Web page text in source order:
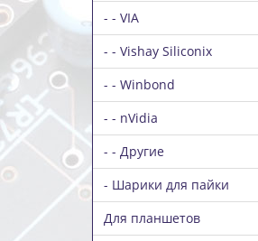
- - VIA
- - Vishay Siliconix
- - Winbond
- - nVidia
- - Другие
- Шарики для пайки
Для планшетов